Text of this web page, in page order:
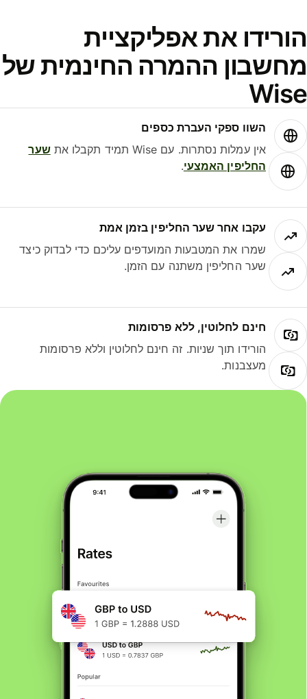
את אפליקציית
ההמרה החינמית של
השוו ספקי העברת כספים
אין עמלות נסתרות. עם Wise תמיד תקבלו את
שער
החליפין האמצעי.
עקבו אחר שער החליפין בזמן אמת
שמרו את המטבעות המועדפים עליכם כדי לבדוק כיצד
שער החליפין משתנה עם הזמן.
חינם לחלוטין, ללא פרסומות
הורידו תוך שניות. זה חינם לחלוטין וללא פרסומות
מעצבנות.